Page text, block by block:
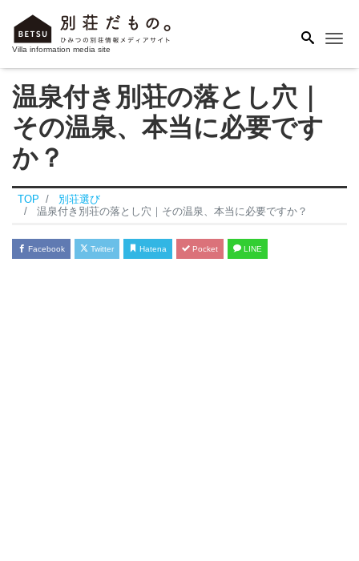
Villa information media site
温泉付き別荘の落とし穴｜
その温泉、本当に必要です
か？
TOP
別荘選び
温泉付き別荘の落とし穴｜その温泉、本当に必要ですか？
Facebook Twitter Hatena Pocket LINE